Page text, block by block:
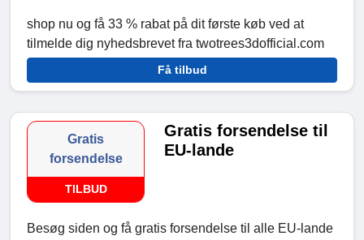
shop nu og få 33 % rabat på dit første køb ved at
tilmelde dig nyhedsbrevet fra twotrees3dofficial.com
Få tilbud
Gratis
forsendelse
TILBUD
Gratis forsendelse til
EU-lande
Besøg siden og få gratis forsendelse til alle EU-lande